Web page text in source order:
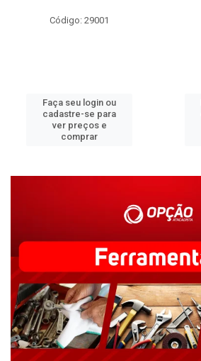
Código: 29001
Faça seu login ou
cadastre-se para
ver preços e
comprar